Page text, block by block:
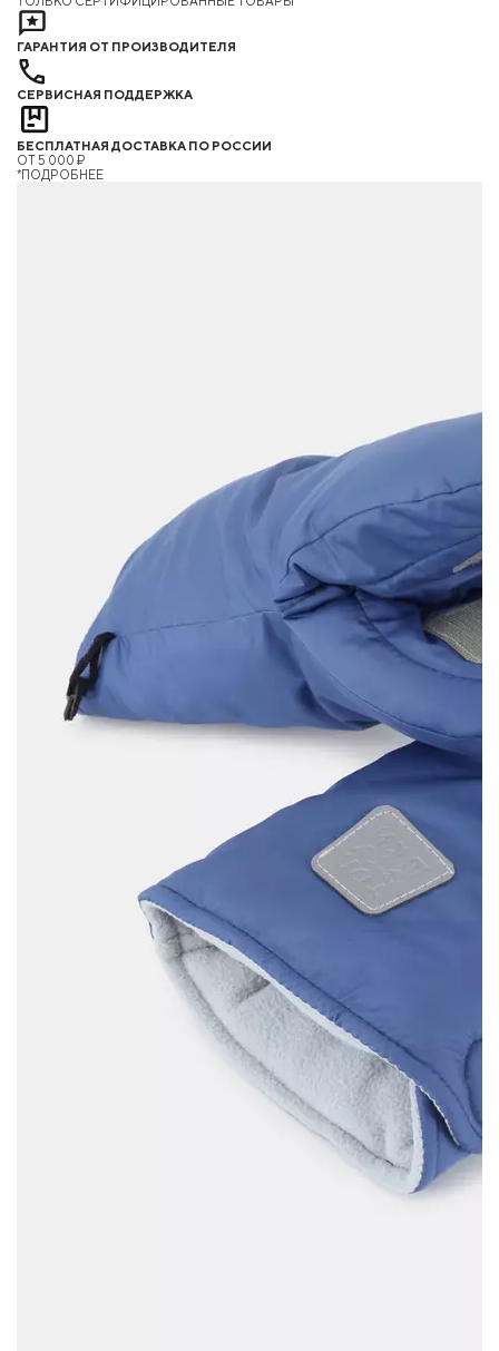
ГАРАНТИЯ ОТ ПРОИЗВОДИТЕЛЯ
СЕРВИСНАЯ ПОДДЕРЖКА
БЕСПЛАТНАЯ ДОСТАВКА ПО РОССИИ
ОТ 5 000 ₽
*ПОДРОБНЕЕ